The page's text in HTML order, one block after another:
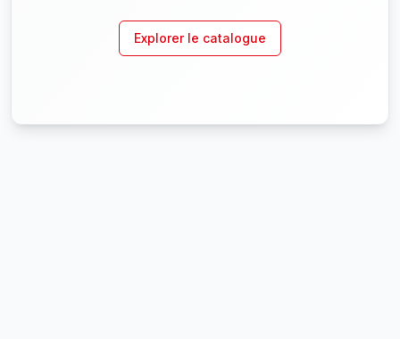
Explorer le catalogue